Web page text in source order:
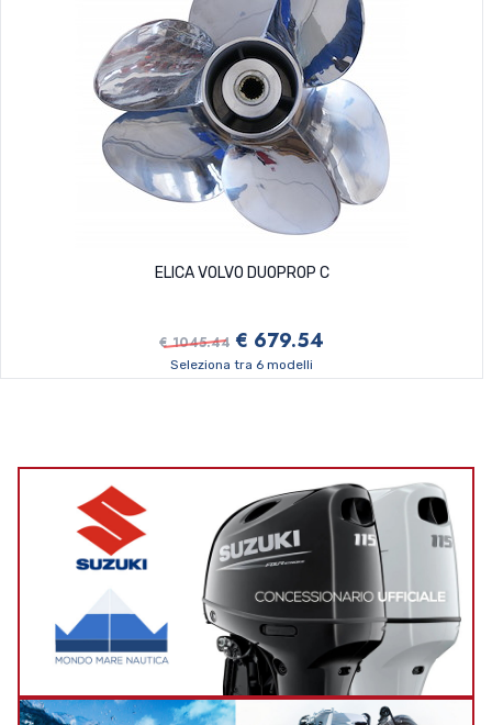
ELICA VOLVO DUOPROP C
€ 1045.44 € 679.54
Seleziona tra 6 modelli